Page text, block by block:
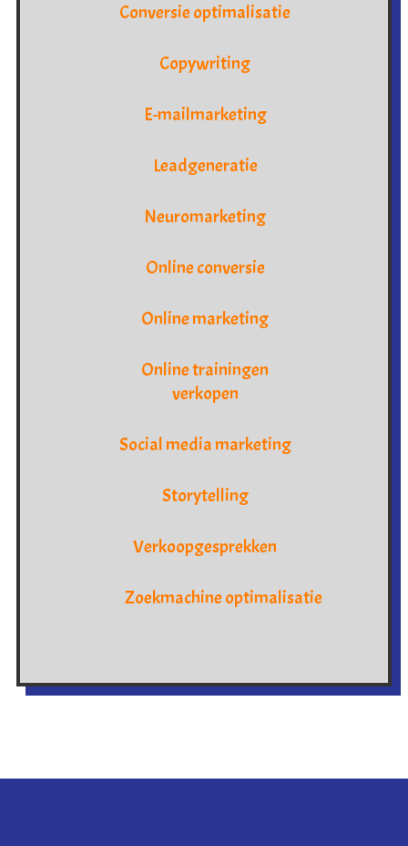
Conversie optimalisatie
Copywriting
E-mailmarketing
Leadgeneratie
Neuromarketing
Online conversie
Online marketing
Online trainingen
verkopen
Social media marketing
Storytelling
Verkoopgesprekken
Zoekmachine optimalisatie